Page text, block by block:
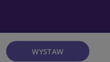
WYSTAW